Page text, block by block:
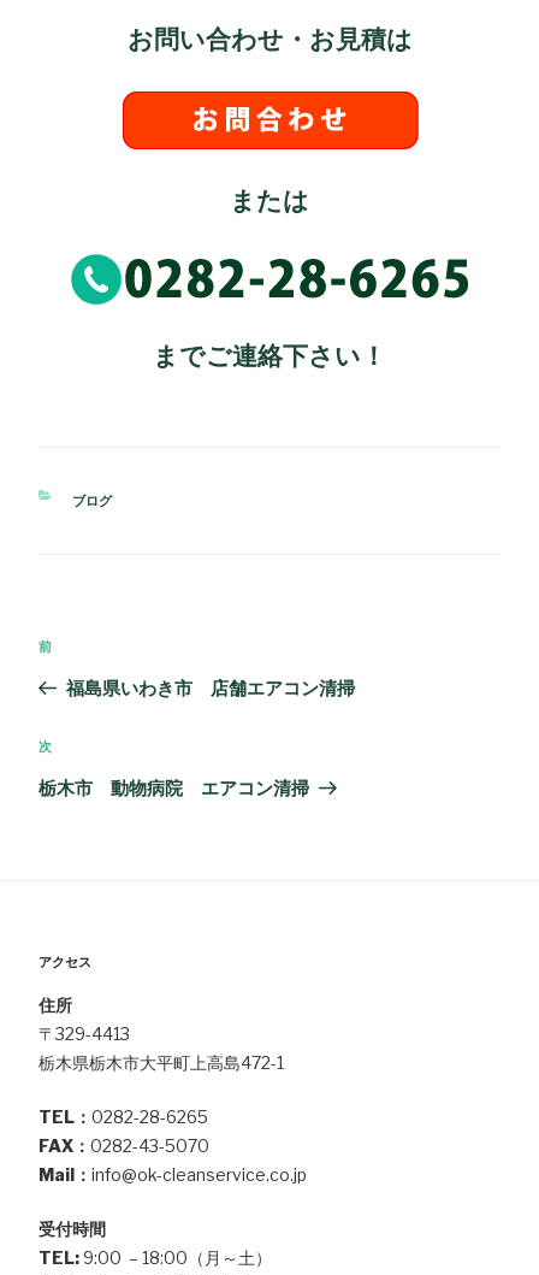
お問い合わせ・お見積は
または
までご連絡下さい！
カ
ゴ
ブログ
稿
ナ
ー
過
稿
前
福島県いわき市 店舗エアコン清掃
次
投
次
栃木市 動物病院 エアコン清掃
アクセス
住所
〒329-4413
栃木県栃木市大平町上高島472-1
TEL： 0282-28-6265
FAX： 0282-43-5070
Mail： info@ok-cleanservice.co.jp
受付時間
TEL:9:00 – 18:00（月～土）